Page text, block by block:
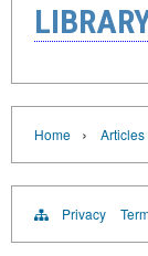
Home › Articles
Privacy